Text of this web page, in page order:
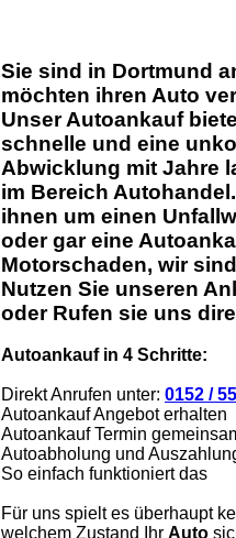
Sie sind in Dortmund
möchten ihren Auto
UnserAutoankauf
schnelle und eine
Abwicklung mit Jahre
im Bereich Autohandel
ihnen um einen
oder gar eine
Motorschaden, wir
Nutzen Sie unseren
oder Rufen sie uns
Autoankauf in 4 Schritte:
Direkt Anrufen unter: 0152 /
Autoankauf Angebot erhalten
Autoankauf Termin
Autoabholung und
So einfach funktioniert das
Für uns spielt es überhaupt
welchem Zustand Ihr Auto